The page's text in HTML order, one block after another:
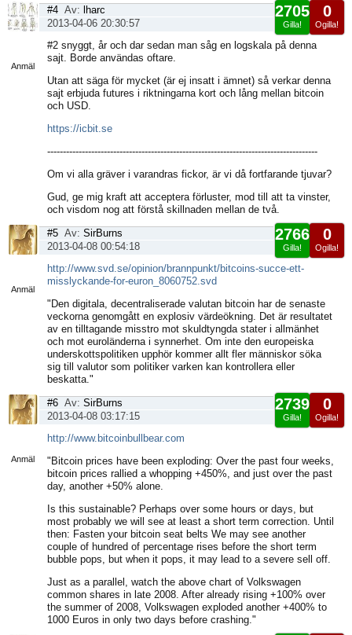
Anmäl
0
Ogilla!
2705
Gilla!
#4 Av:
lharc
2013-04-06 20:30:57
#2 snyggt, år och dar sedan man såg en logskala på denna
sajt. Borde användas oftare.
Utan att säga för mycket (är ej insatt i ämnet) så verkar denna
sajt erbjuda futures i riktningarna kort och lång mellan bitcoin
och USD.
https://icbit.se
--------------------------------------------------------------------------------------
Om vi alla gräver i varandras fickor, är vi då fortfarande tjuvar?
Gud, ge mig kraft att acceptera förluster, mod till att ta vinster,
och visdom nog att förstå skillnaden mellan de två.
Anmäl
0
Ogilla!
2766
Gilla!
#5 Av: SirBurns
2013-04-08 00:54:18
http://www.svd.se/opinion/brannpunkt/bitcoins-succe-ett-
misslyckande-for-euron_8060752.svd
"Den digitala, decentraliserade valutan bitcoin har de senaste
veckorna genomgått en explosiv värdeökning. Det är resultatet
av en tilltagande misstro mot skuldtyngda stater i allmänhet
och mot euroländerna i synnerhet. Om inte den europeiska
underskottspolitiken upphör kommer allt fler människor söka
sig till valutor som politiker varken kan kontrollera eller
beskatta."
Anmäl
0
Ogilla!
2739
Gilla!
#6 Av: SirBurns
2013-04-08 03:17:15
http://www.bitcoinbullbear.com
"Bitcoin prices have been exploding: Over the past four weeks,
bitcoin prices rallied a whopping +450%, and just over the past
day, another +50% alone.
Is this sustainable? Perhaps over some hours or days, but
most probably we will see at least a short term correction. Until
then: Fasten your bitcoin seat belts We may see another
couple of hundred of percentage rises before the short term
bubble pops, but when it pops, it may lead to a severe sell off.
Just as a parallel, watch the above chart of Volkswagen
common shares in late 2008. After already rising +100% over
the summer of 2008, Volkswagen exploded another +400% to
1000 Euros in only two days before crashing."